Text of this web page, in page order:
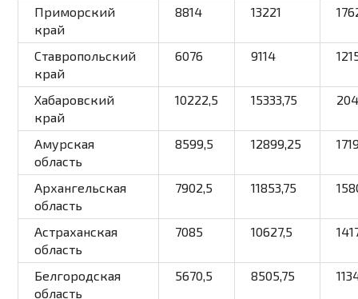
Приморский
край
8814 13221
Ставропольский
край
6076 9114
Хабаровский
край
10222,5 15333,75
Амурская
область
8599,5 12899,25
Архангельская
область
7902,5 11853,75
Астраханская
область
7085 10627,5
Белгородская
область
5670,5 8505,75